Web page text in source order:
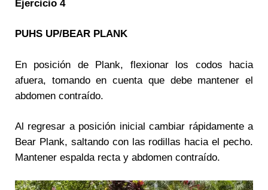
Ejercicio 4
PUHS UP/BEAR PLANK
En posición de Plank, flexionar los codos hacia
afuera, tomando en cuenta que debe mantener el
abdomen contraído.
Al regresar a posición inicial cambiar rápidamente a
Bear Plank, saltando con las rodillas hacia el pecho.
Mantener espalda recta y abdomen contraído.